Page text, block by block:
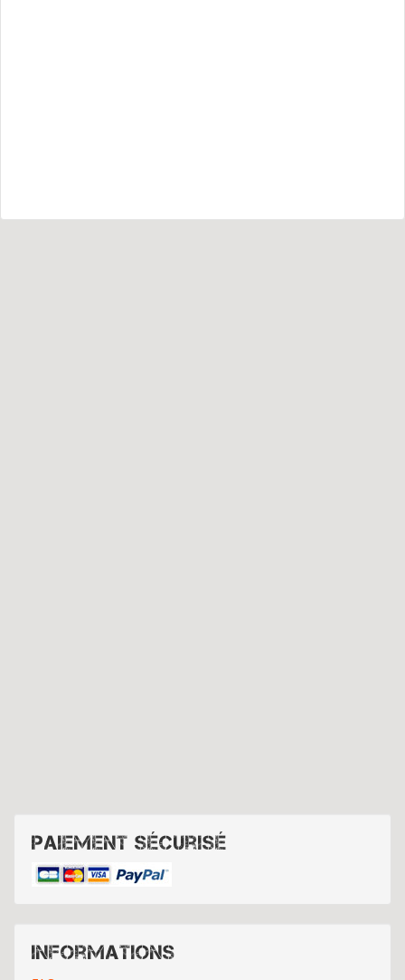
Paiement sécurisé
Informations